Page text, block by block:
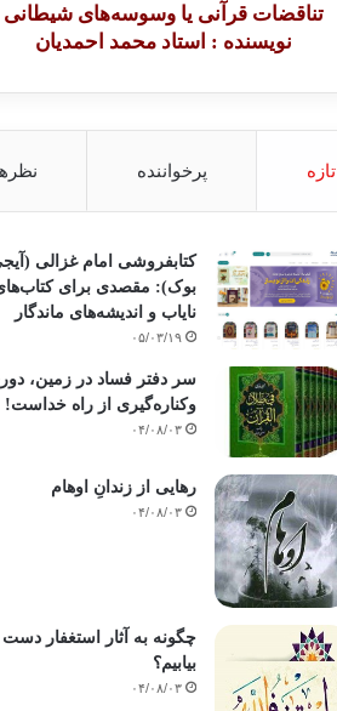
تناقضات قرآنی یا وسوسه‌های شیطانی
نویسنده : استاد محمد احمدیان
تازه پرخواننده
کتابفروشی امام غزالی
بوک): مقصدی برای
نایاب و اندیشه‌های ماندگار
۰۵/۰۳/۱۹
سر دفتر فساد در زمین‌،
وکناره‌گیری از راه خداست‌!
۰۴/۰۸/۰۳
رهایی از زندانِ اوهام
۰۴/۰۸/۰۳
چگونه به آثار استغفار دست
بیابیم؟
۰۴/۰۸/۰۳